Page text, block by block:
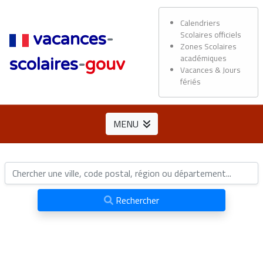
vacances-
scolaires-gouv
Calendriers
Scolaires officiels
Zones Scolaires
académiques
Vacances & Jours
fériés
MENU
Rechercher